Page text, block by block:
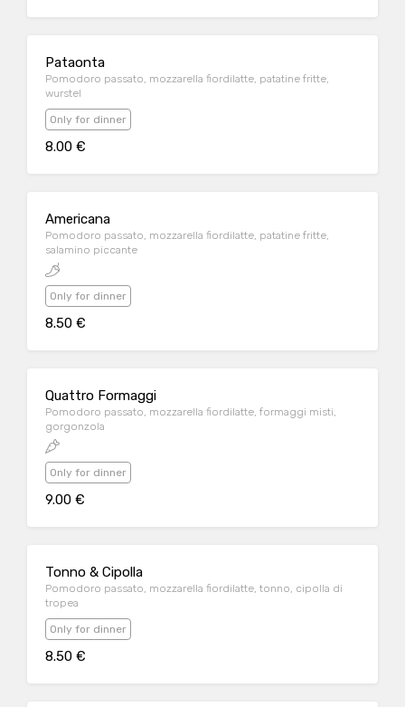
Pataonta
Pomodoro passato, mozzarella fiordilatte, patatine fritte,
wurstel
Only for dinner
8.00 €
Americana
Pomodoro passato, mozzarella fiordilatte, patatine fritte,
salamino piccante
Only for dinner
8.50 €
Quattro Formaggi
Pomodoro passato, mozzarella fiordilatte, formaggi misti,
gorgonzola
Only for dinner
9.00 €
Tonno & Cipolla
Pomodoro passato, mozzarella fiordilatte, tonno, cipolla di
tropea
Only for dinner
8.50 €